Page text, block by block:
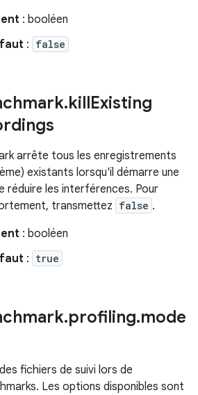
: booléen
: false
.killExisting
arrête tous les enregistrements
existants lorsqu'il démarre une
réduire les interférences. Pour
transmettez false .
: booléen
: true
.profiling.mode
fichiers de suivi lors de
Les options disponibles sont